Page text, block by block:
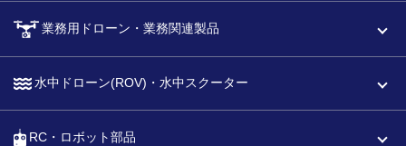
業務用ドローン・業務関連製品
水中ドローン(ROV)・水中スクーター
RC・ロボット部品